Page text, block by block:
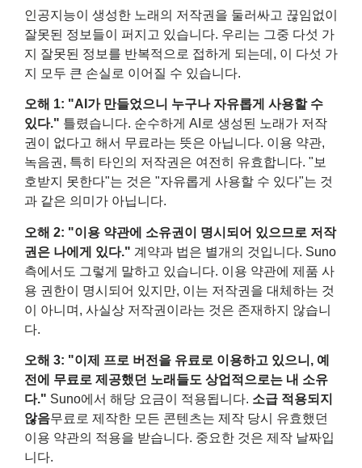
인공지능이 생성한 노래의 저작권을 둘러싸고 끊임없이
잘못된 정보들이 퍼지고 있습니다. 우리는 그중 다섯 가
지 잘못된 정보를 반복적으로 접하게 되는데, 이 다섯 가
지 모두 큰 손실로 이어질 수 있습니다.
오해 1: "AI가 만들었으니 누구나 자유롭게 사용할 수
있다." 틀렸습니다. 순수하게 AI로 생성된 노래가 저작
권이 없다고 해서 무료라는 뜻은 아닙니다. 이용 약관,
녹음권, 특히 타인의 저작권은 여전히 ​​유효합니다. "보
호받지 못한다"는 것은 "자유롭게 사용할 수 있다"는 것
과 같은 의미가 아닙니다.
오해 2: "이용 약관에 소유권이 명시되어 있으므로 저작
권은 나에게 있다." 계약과 법은 별개의 것입니다. Suno
측에서도 그렇게 말하고 있습니다. 이용 약관에 제품 사
용 권한이 명시되어 있지만, 이는 저작권을 대체하는 것
이 아니며, 사실상 저작권이라는 것은 존재하지 않습니
다.
오해 3: "이제 프로 버전을 유료로 이용하고 있으니, 예
전에 무료로 제공했던 노래들도 상업적으로는 내 소유
다." Suno에서 해당 요금이 적용됩니다. 소급 적용되지
않음무료로 제작한 모든 콘텐츠는 제작 당시 유효했던
이용 약관의 적용을 받습니다. 중요한 것은 제작 날짜입
니다.